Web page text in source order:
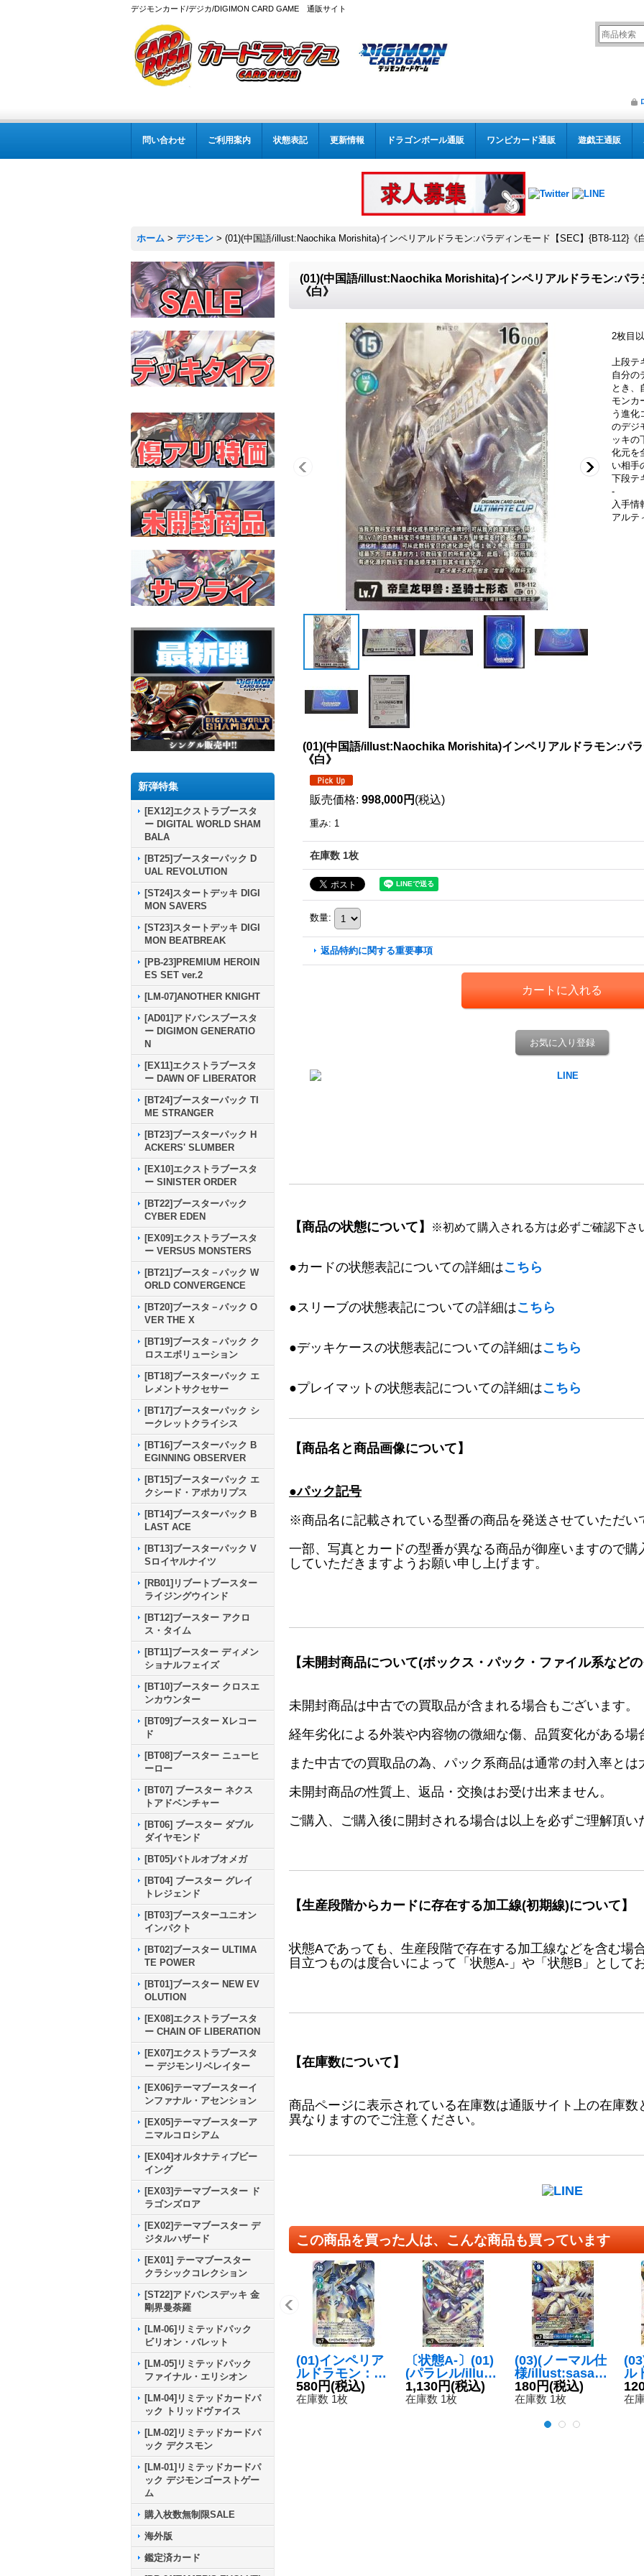
デジモンカード/デジカ/DIGIMON CARD GAME 通販サイト
問い合わせ ご利用案内 状態表記 更新情報 ドラゴンボール通販 ワンピカード通販 遊戯王通販
ホーム > デジモン > (01)(中国語/illust:Naochika Morishita)インペリアルドラモン:パラディンモード【SEC】{BT8-112}《
新弾特集
[EX12]エクストラブースタ
ー DIGITAL WORLD SHAM
BALA
[BT25]ブースターパック D
UAL REVOLUTION
[ST24]スタートデッキ DIGI
MON SAVERS
[ST23]スタートデッキ DIGI
MON BEATBREAK
[PB-23]PREMIUM HEROIN
ES SET ver.2
[LM-07]ANOTHER KNIGHT
[AD01]アドバンスブースタ
ー DIGIMON GENERATIO
N
[EX11]エクストラブースタ
ー DAWN OF LIBERATOR
[BT24]ブースターパック TI
ME STRANGER
[BT23]ブースターパック H
ACKERS' SLUMBER
[EX10]エクストラブースタ
ー SINISTER ORDER
[BT22]ブースターパック
CYBER EDEN
[EX09]エクストラブースタ
ー VERSUS MONSTERS
[BT21]ブースタ－パック W
ORLD CONVERGENCE
[BT20]ブースタ－パック O
VER THE X
[BT19]ブースタ－パック ク
ロスエボリューション
[BT18]ブースターパック エ
レメントサクセサー
[BT17]ブースターパック シ
ークレットクライシス
[BT16]ブースターパック B
EGINNING OBSERVER
[BT15]ブースターパック エ
クシード・アポカリプス
[BT14]ブースターパック B
LAST ACE
[BT13]ブースターパック V
Sロイヤルナイツ
[RB01]リブートブースター
ライジングウインド
[BT12]ブースター アクロ
ス・タイム
[BT11]ブースター ディメン
ショナルフェイズ
[BT10]ブースター クロスエ
ンカウンター
[BT09]ブースター Xレコー
ド
[BT08]ブースター ニューヒ
ーロー
[BT07] ブースター ネクス
トアドベンチャー
[BT06] ブースター ダブル
ダイヤモンド
[BT05]バトルオブオメガ
[BT04] ブースター グレイ
トレジェンド
[BT03]ブースターユニオン
インパクト
[BT02]ブースター ULTIMA
TE POWER
[BT01]ブースター NEW EV
OLUTION
[EX08]エクストラブースタ
ー CHAIN OF LIBERATION
[EX07]エクストラブースタ
ー デジモンリベレイター
[EX06]テーマブースターイ
ンファナル・アセンション
[EX05]テーマブースターア
ニマルコロシアム
[EX04]オルタナティブビー
イング
[EX03]テーマブースター ド
ラゴンズロア
[EX02]テーマブースター デ
ジタルハザード
[EX01] テーマブースター
クラシックコレクション
[ST22]アドバンスデッキ 金
剛界曼荼羅
[LM-06]リミテッドパック
ビリオン・バレット
[LM-05]リミテッドパック
ファイナル・エリシオン
[LM-04]リミテッドカードパ
ック トリッドヴァイス
[LM-02]リミテッドカードパ
ック デクスモン
[LM-01]リミテッドカードパ
ック デジモンゴーストゲー
ム
購入枚数無制限SALE
海外版
鑑定済カード
(01)(中国語/illust:Naochika Morishita)インペリアルドラモン:パ
《白》
2枚目
上段テ
自分の
とき、
モンカ
う進化
のデジ
ッキの
化元を
い相手
下段テ
-
入手情
アルテ
(01)(中国語/illust:Naochika Morishita)インペリアルドラモン:パ
《白》
販売価格: 998,000円 (税込)
重み: 1
在庫数 1枚
数量:
返品特約に関する重要事項
お気に入り登録
【商品の状態について】 ※初めて購入される方は必ずご確認下さ
●カードの状態表記についての詳細はこちら
●スリーブの状態表記についての詳細はこちら
●デッキケースの状態表記についての詳細はこちら
●プレイマットの状態表記についての詳細はこちら
【商品名と商品画像について】
●パック記号
※商品名に記載されている型番の商品を発送させていただい
一部、写真とカードの型番が異なる商品が御座いますので
していただきますようお願い申し上げます。
【未開封商品について(ボックス・パック・ファイル系など
未開封商品は中古での買取品が含まれる場合もございます。
経年劣化による外装や内容物の微細な傷、品質変化がある場
また中古での買取品の為、パック系商品は通常の封入率と
未開封商品の性質上、返品・交換はお受け出来ません。
ご購入、ご購入後に開封される場合は以上を必ずご理解頂
【生産段階からカードに存在する加工線(初期線)について】
状態Aであっても、生産段階で存在する加工線などを含む場
目立つものは度合いによって「状態A-」や「状態B」として
【在庫数について】
商品ページに表示されている在庫数は通販サイト上の在庫
異なりますのでご注意ください。
この商品を買った人は、こんな商品も買っています
(01)インペリア
ルドラモン：パ
ラディンモード
【SEC】{BT8-1
580円(税込)
在庫数 1枚
〔状態A-〕(01)
(パラレル/illust:
Tonamikanji)イ
ンペリアルドラ
1,130円(税込)
在庫数 1枚
(03)(ノーマル仕
様/illust:sasasi)
インペリアルド
ラモン：パラデ
【SR】{BT17-0
180円(税込)
在庫数 1枚
ル
ラ
在